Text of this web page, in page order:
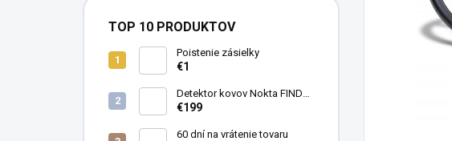
TOP 10 PRODUKTOV
Poistenie zásielky
€1
Detektor kovov Nokta FINDX
Pro
€199
60 dní na vrátenie tovaru